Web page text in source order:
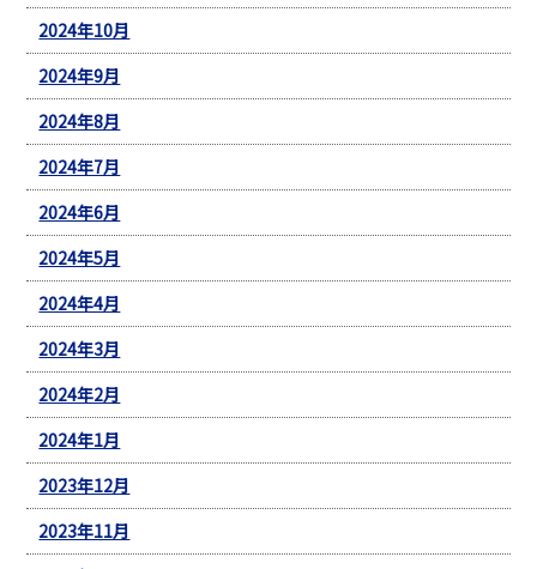
2024年10月
2024年9月
2024年8月
2024年7月
2024年6月
2024年5月
2024年4月
2024年3月
2024年2月
2024年1月
2023年12月
2023年11月